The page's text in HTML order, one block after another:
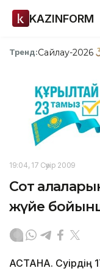
KAZINFORM
Тренд:Сайлау-2026
19:04, 17 Сәуір 2009
Сот
жүйе
АСТАНА. Сәуірдің